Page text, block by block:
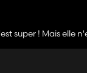
super ! Mais elle